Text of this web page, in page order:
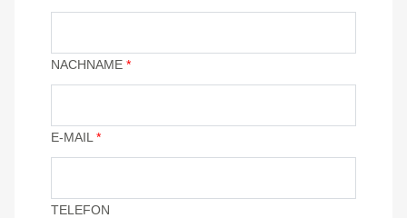
NACHNAME *
E-MAIL *
TELEFON